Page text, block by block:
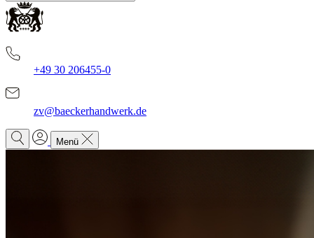
+49 30 206455-0
zv@baeckerhandwerk.de
Menü